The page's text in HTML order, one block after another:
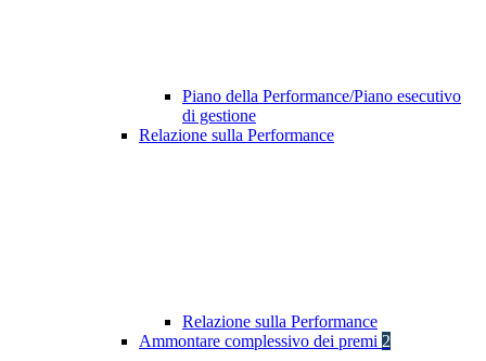
Piano della Performance/Piano esecutivo
di gestione
Relazione sulla Performance
Relazione sulla Performance
Ammontare complessivo dei premi 2